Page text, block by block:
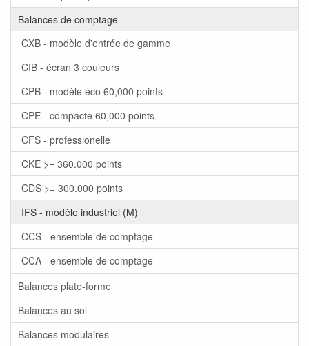
Balances de comptage
CXB - modèle d'entrée de gamme
CIB - écran 3 couleurs
CPB - modèle éco 60,000 points
CPE - compacte 60,000 points
CFS - professionelle
CKE >= 360.000 points
CDS >= 300.000 points
IFS - modèle industriel (M)
CCS - ensemble de comptage
CCA - ensemble de comptage
Balances plate-forme
Balances au sol
Balances modulaires